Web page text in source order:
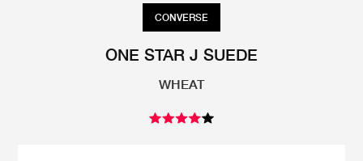
VANS
CONVERSE
CONVERSE
ONE STAR J SUEDE
WHEAT